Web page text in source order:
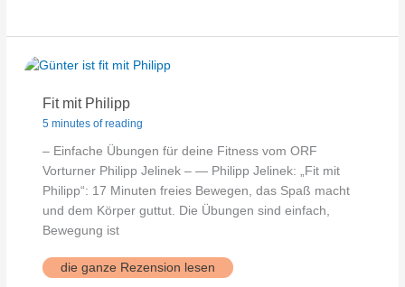
Fit mit Philipp
5 minutes of reading
– Einfache Übungen für deine Fitness vom ORF
Vorturner Philipp Jelinek – — Philipp Jelinek: „Fit mit
Philipp“: 17 Minuten freies Bewegen, das Spaß macht
und dem Körper guttut. Die Übungen sind einfach,
Bewegung ist
Fit
mit
die ganze Rezension lesen